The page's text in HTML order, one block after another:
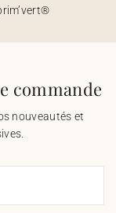
commande
nouveautés et